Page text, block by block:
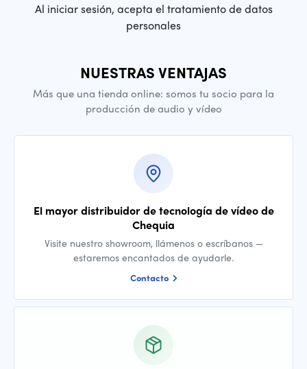
Al iniciar sesión, acepta el tratamiento de datos
personales
NUESTRAS VENTAJAS
Más que una tienda online: somos tu socio para la
producción de audio y vídeo
El mayor distribuidor de tecnología de vídeo de
Chequia
Visite nuestro showroom, llámenos o escríbanos —
estaremos encantados de ayudarle.
Contacto